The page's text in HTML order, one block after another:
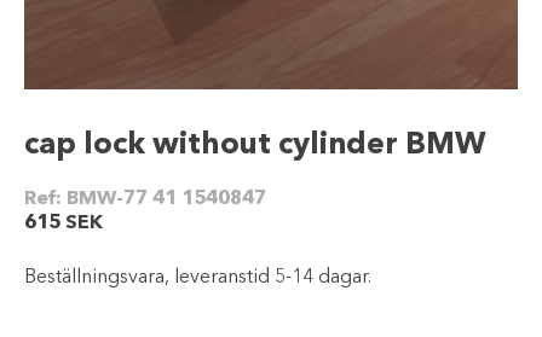
cap lock without cylinder BMW
Ref: BMW-77 41 1540847
615 SEK
Beställningsvara, leveranstid 5-14 dagar.